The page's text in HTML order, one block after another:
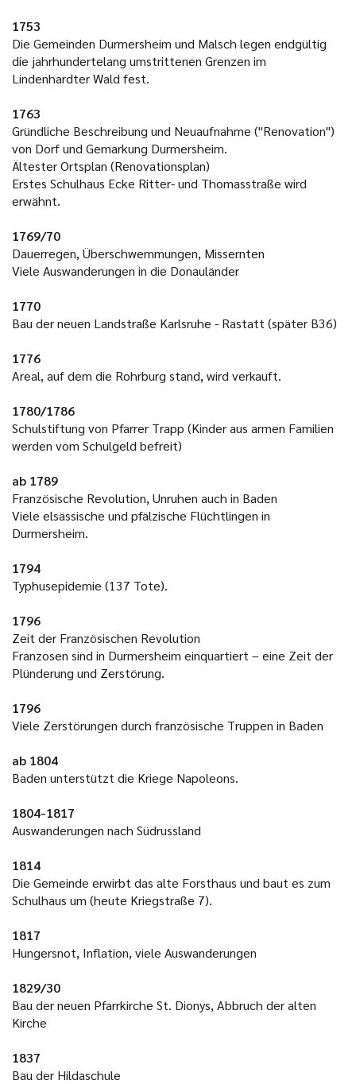
1753
Die Gemeinden Durmersheim und Malsch legen endgültig
die jahrhundertelang umstrittenen Grenzen im
Lindenhardter Wald fest.
1763
Gründliche Beschreibung und Neuaufnahme ("Renovation")
von Dorf und Gemarkung Durmersheim.
Ältester Ortsplan (Renovationsplan)
Erstes Schulhaus Ecke Ritter- und Thomasstraße wird
erwähnt.
1769/70
Dauerregen, Überschwemmungen, Missernten
Viele Auswanderungen in die Donauländer
1770
Bau der neuen Landstraße Karlsruhe - Rastatt (später B36)
1776
Areal, auf dem die Rohrburg stand, wird verkauft.
1780/1786
Schulstiftung von Pfarrer Trapp (Kinder aus armen Familien
werden vom Schulgeld befreit)
ab 1789
Französische Revolution, Unruhen auch in Baden
Viele elsässische und pfälzische Flüchtlingen in
Durmersheim.
1794
Typhusepidemie (137 Tote).
1796
Zeit der Französischen Revolution
Franzosen sind in Durmersheim einquartiert – eine Zeit der
Plünderung und Zerstörung.
1796
Viele Zerstörungen durch französische Truppen in Baden
ab 1804
Baden unterstützt die Kriege Napoleons.
1804-1817
Auswanderungen nach Südrussland
1814
Die Gemeinde erwirbt das alte Forsthaus und baut es zum
Schulhaus um (heute Kriegstraße 7).
1817
Hungersnot, Inflation, viele Auswanderungen
1829/30
Bau der neuen Pfarrkirche St. Dionys, Abbruch der alten
Kirche
1837
Bau der Hildaschule